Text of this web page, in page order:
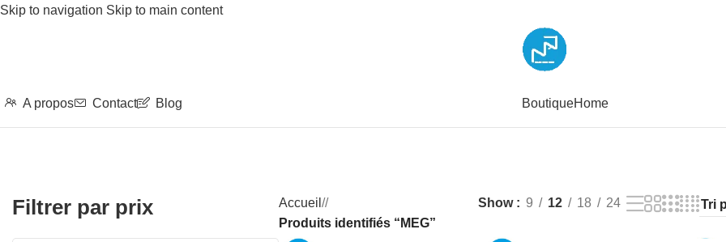
Skip to navigation Skip to main content
A propos Contact Blog BoutiqueHome
Filtrer par prix Accueil /
Produits identifiés “MEG”
Show 9 12 18 24